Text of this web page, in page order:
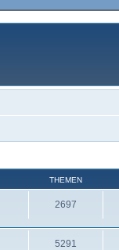
THEMEN
2697
5291